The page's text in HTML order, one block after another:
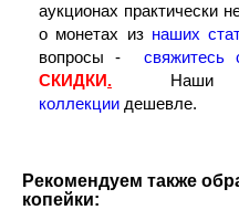
аукционах практически
о монетах из наших
вопросы - свяжитесь
СКИДКИ. Наши
коллекции дешевле.
Рекомендуем также
копейки: